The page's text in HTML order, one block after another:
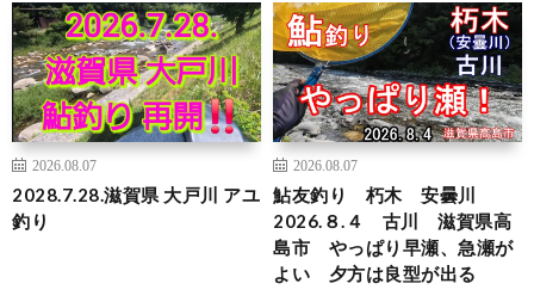
2026.08.07
2028.7.28.滋賀県 大戸川 アユ
釣り
2026.08.07
鮎友釣り 朽木 安曇川
2026.８.４ 古川 滋賀県高
島市 やっぱり早瀬、急瀬が
よい 夕方は良型が出る